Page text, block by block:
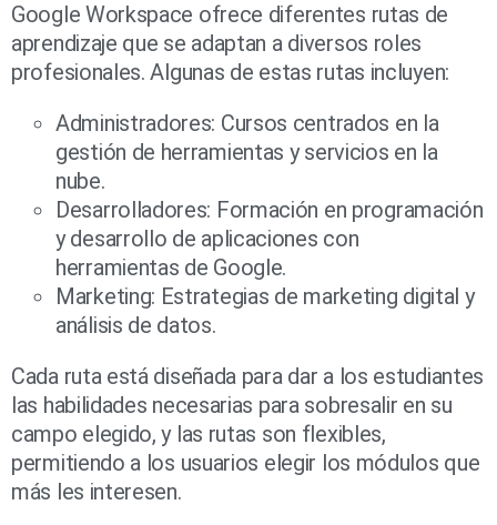
Google Workspace ofrece diferentes rutas de
aprendizaje que se adaptan a diversos roles
profesionales. Algunas de estas rutas incluyen:
Administradores: Cursos centrados en la
gestión de herramientas y servicios en la
nube.
Desarrolladores: Formación en programación
y desarrollo de aplicaciones con
herramientas de Google.
Marketing: Estrategias de marketing digital y
análisis de datos.
Cada ruta está diseñada para dar a los estudiantes
las habilidades necesarias para sobresalir en su
campo elegido, y las rutas son flexibles,
permitiendo a los usuarios elegir los módulos que
más les interesen.